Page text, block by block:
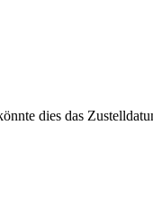
dies das